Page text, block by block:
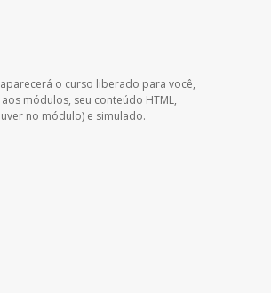
o curso liberado para você,
módulos, seu conteúdo HTML,
no módulo) e simulado.